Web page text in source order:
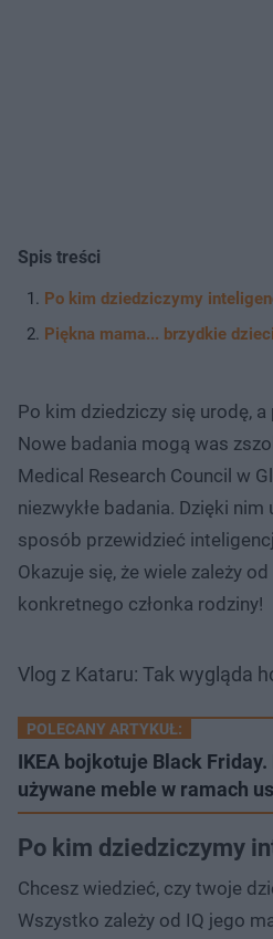
Spis treści
Po kim dziedziczymy
Piękna mama... brzydkie
Po kim dziedziczy się urodę,
Nowe badania mogą was
Medical Research Council w
niezwykłe badania. Dzięki nim
sposób przewidzieć
Okazuje się, że wiele zależy
konkretnego członka rodziny!
Vlog z Kataru: Tak wygląda
POLECANY ARTYKUŁ:
IKEA bojkotuje Black
używane meble w ramach
Po kim dziedziczymy
Chcesz wiedzieć, czy twoje
Wszystko zależy od IQ jego